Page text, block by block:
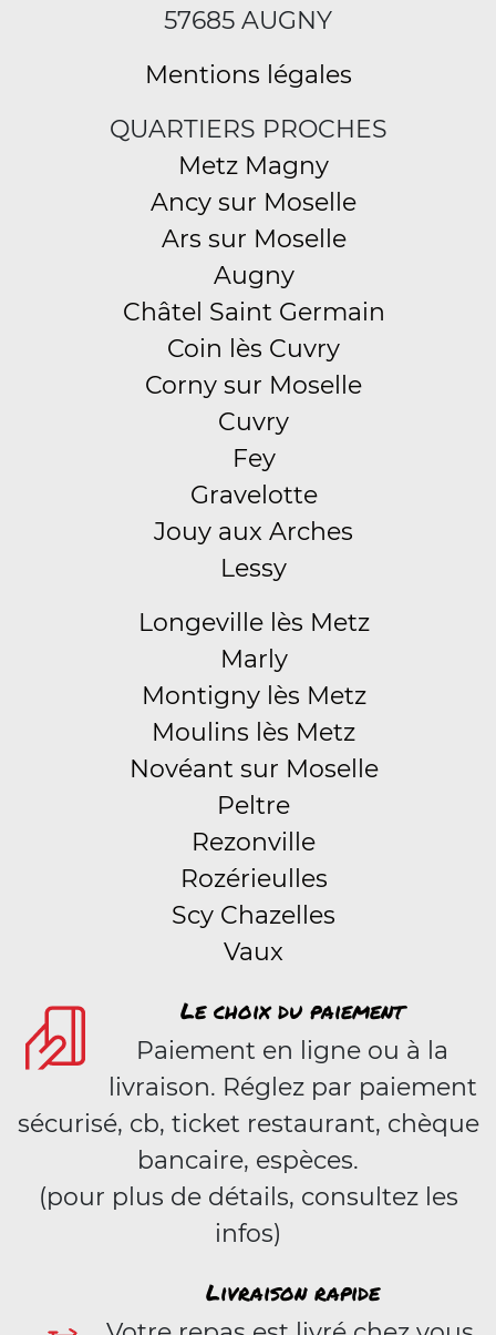
57685 AUGNY
Mentions légales
QUARTIERS PROCHES
Metz Magny
Ancy sur Moselle
Ars sur Moselle
Augny
Châtel Saint Germain
Coin lès Cuvry
Corny sur Moselle
Cuvry
Fey
Gravelotte
Jouy aux Arches
Lessy
Longeville lès Metz
Marly
Montigny lès Metz
Moulins lès Metz
Novéant sur Moselle
Peltre
Rezonville
Rozérieulles
Scy Chazelles
Vaux
Le choix du paiement
Paiement en ligne ou à la
livraison. Réglez par paiement
sécurisé, cb, ticket restaurant, chèque
bancaire, espèces.
(pour plus de détails, consultez les
infos)
Livraison rapide